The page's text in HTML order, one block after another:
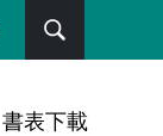
書表下載